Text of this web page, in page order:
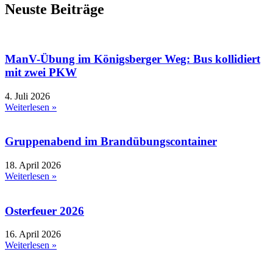
Neuste Beiträge
ManV-Übung im Königsberger Weg: Bus kollidiert
mit zwei PKW
4. Juli 2026
Weiterlesen »
Gruppenabend im Brandübungscontainer
18. April 2026
Weiterlesen »
Osterfeuer 2026
16. April 2026
Weiterlesen »